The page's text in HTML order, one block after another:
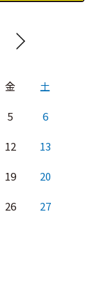
金 土
5 6
12 13
19 20
26 27